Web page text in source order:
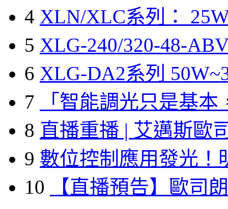
4 XLN/XLC系列：
5 XLG-240/320-48-
6 XLG-DA2系列
7
「智能調光只是基本
8 直播重播 | 艾邁斯歐
9 數位控制應用發光！
10
【直播預告】歐司